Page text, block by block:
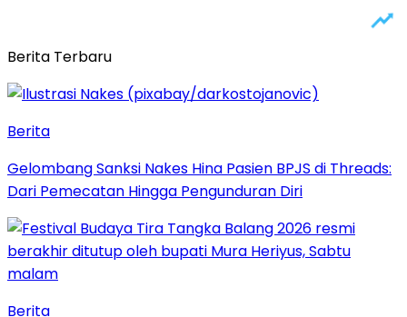
Berita Terbaru
Berita
Gelombang Sanksi Nakes Hina Pasien BPJS di Threads:
Dari Pemecatan Hingga Pengunduran Diri
Berita